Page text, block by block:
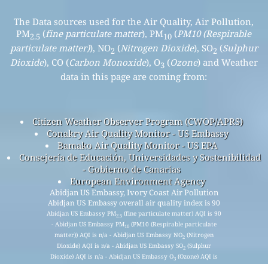
The Data sources used for the Air Quality, Air Pollution,
PM2.5 (fine particulate matter), PM10 (PM10 (Respirable
particulate matter)), NO2 (Nitrogen Dioxide), SO2 (Sulphur
Dioxide), CO (Carbon Monoxide), O3 (Ozone) and Weather
data in this page are coming from:
Citizen Weather Observer Program (CWOP/APRS)
Conakry Air Quality Monitor - US Embassy
Bamako Air Quality Monitor - US EPA
Consejería de Educación, Universidades y Sostenibilidad
- Gobierno de Canarias
European Environment Agency
Abidjan US Embassy, Ivory Coast Air Pollution
Abidjan US Embassy overall air quality index is 90
Abidjan US Embassy PM2.5(fine particulate matter) AQI is 90
- Abidjan US Embassy PM10(PM10 (Respirable particulate
matter)) AQI is n/a - Abidjan US Embassy NO2(Nitrogen
Dioxide) AQI is n/a - Abidjan US Embassy SO2(Sulphur
Dioxide) AQI is n/a - Abidjan US Embassy O3(Ozone) AQI is